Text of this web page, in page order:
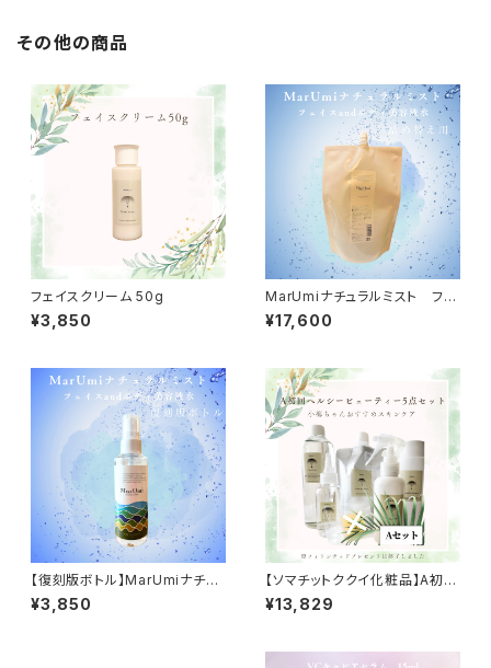
その他の商品
フェイスクリーム 50g
¥3,850
MarUmiナチュラルミスト フェ
イスandボディ 美容液水 詰め
替え用
¥17,600
【復刻版ボトル】MarUmiナチュ
ラルミスト フェイスandボディ
美容液水150ml
¥3,850
【ソマチットククイ化粧品】A初回
ヘルシービューティー5点セッ
ト〜小梅ちゃんおすすめスキン
¥13,829